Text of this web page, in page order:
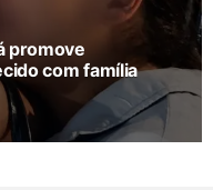
promove
com família